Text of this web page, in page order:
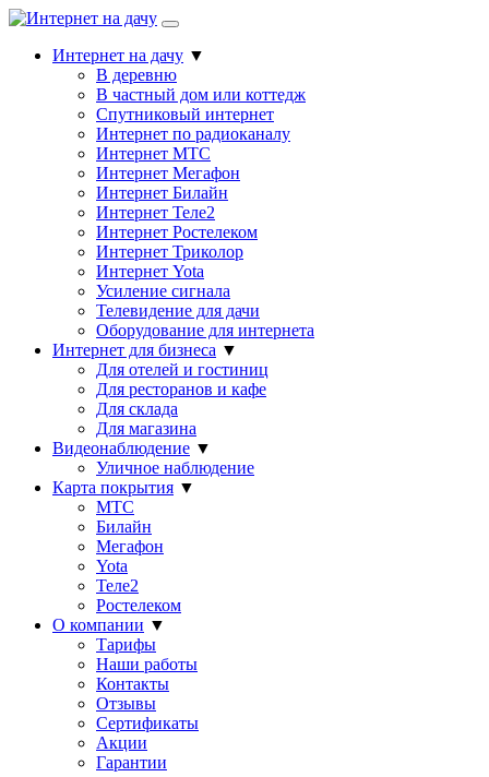
Интернет на дачу ▼
В деревню
В частный дом или коттедж
Спутниковый интернет
Интернет по радиоканалу
Интернет МТС
Интернет Мегафон
Интернет Билайн
Интернет Теле2
Интернет Ростелеком
Интернет Триколор
Интернет Yota
Усиление сигнала
Телевидение для дачи
Оборудование для интернета
Интернет для бизнеса ▼
Для отелей и гостиниц
Для ресторанов и кафе
Для склада
Для магазина
Видеонаблюдение ▼
Уличное наблюдение
Карта покрытия ▼
МТС
Билайн
Мегафон
Yota
Теле2
Ростелеком
О компании ▼
Тарифы
Наши работы
Контакты
Отзывы
Сертификаты
Акции
Гарантии